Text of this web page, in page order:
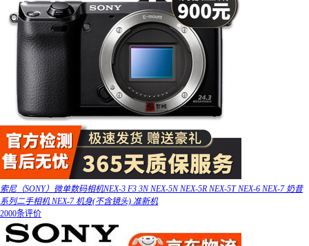
索尼（SONY）微单数码相机NEX-3 F3 3N NEX-5N NEX-5R NEX-5T NEX-6 NEX-7 奶昔
系列二手相机 NEX-7 机身(不含镜头) 准新机
2000条评价